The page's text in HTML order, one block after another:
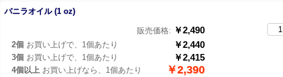
バニラオイル (1 oz)
販売価格: ￥2,490
2個 お買い上げで、1個あたり ￥2,440
3個 お買い上げで、1個あたり ￥2,415
4個以上 お買い上げなら、1個あたり ￥2,390